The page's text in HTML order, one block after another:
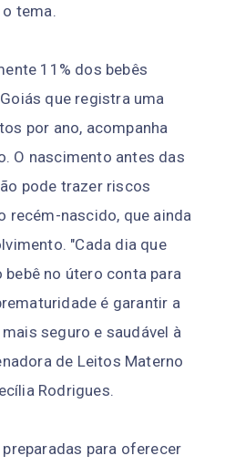
tema.
11% dos bebês
que registra uma
por ano, acompanha
O nascimento antes das
pode trazer riscos
recém-nascido, que ainda
"Cada dia que
no útero conta para
é garantir a
seguro e saudável à
de Leitos Materno
Rodrigues.
para oferecer